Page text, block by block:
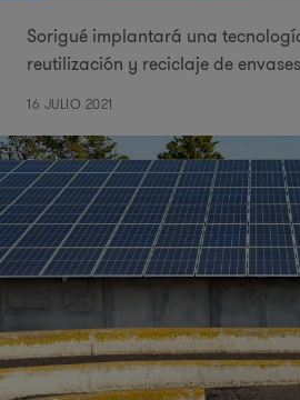
Sorigué implantará una
reutilización y reciclaje de
16 JULIO 2021